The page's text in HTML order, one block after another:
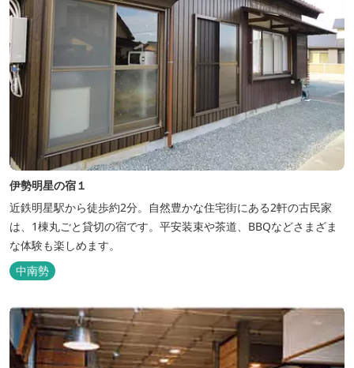
伊勢明星の宿１
近鉄明星駅から徒歩約2分。自然豊かな住宅街にある2軒の古民家
は、1棟丸ごと貸切の宿です。平安装束や茶道、BBQなどさまざま
な体験も楽しめます。
中南勢